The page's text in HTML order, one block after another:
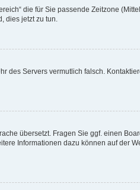
die für Sie passende Zeitzone
dies jetzt zu tun.
des Servers vermutlich falsch.
übersetzt. Fragen Sie ggf. einen
Informationen dazu können auf der